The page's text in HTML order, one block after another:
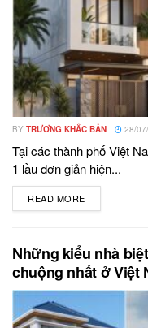
BY TRƯƠNG KHẮC BẢN 28/
Tại các thành phố Việt
1 lầu đơn giản hiện...
READ MORE
Những kiểu nhà
chuộng nhất ở Việt